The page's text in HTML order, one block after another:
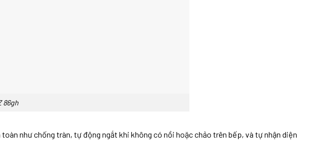
86gh
như chống tràn, tự động ngắt khi không có nồi hoặc chảo trên bếp, và tự nhận diện